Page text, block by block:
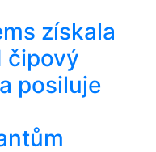
získala
čipový
posiluje